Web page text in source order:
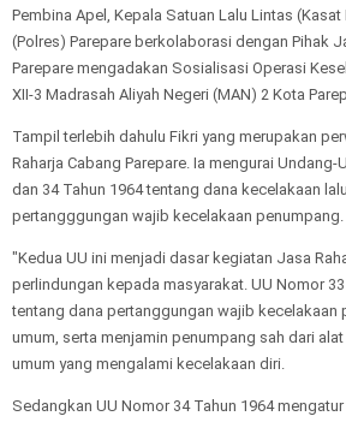
Pembina Apel, Kepala Satuan Lalu Lintas
(Polres) Parepare berkolaborasi dengan Pihak
Parepare mengadakan Sosialisasi Operasi
XII-3 Madrasah Aliyah Negeri (MAN) 2 Kota
Tampil terlebih dahulu Fikri yang merupakan
Raharja Cabang Parepare. Ia mengurai
dan 34 Tahun 1964 tentang dana kecelakaan
pertangggungan wajib kecelakaan penumpang.
"Kedua UU ini menjadi dasar kegiatan Jasa
perlindungan kepada masyarakat. UU Nomor
tentang dana pertanggungan wajib kecelakaan
umum, serta menjamin penumpang sah dari
umum yang mengalami kecelakaan diri.
Sedangkan UU Nomor 34 Tahun 1964